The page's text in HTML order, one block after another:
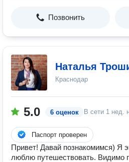
Позвонить
Наталья
Краснодар
5.0 6 оценок В сети 1 нед.
Паспорт проверен
Привет! Давай познакомимся) Я
люблю путешествовать. Видимо